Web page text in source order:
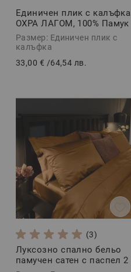
Единичен плик с калъфка
ОХРА ЛАГОМ, 100% Памук
Ранфорс, 2 части
Размер: Единичен плик с
калъфка
33,00 € /64,54 лв.
(3)
Луксозно спално бельо
памучен сатен с паспел 2